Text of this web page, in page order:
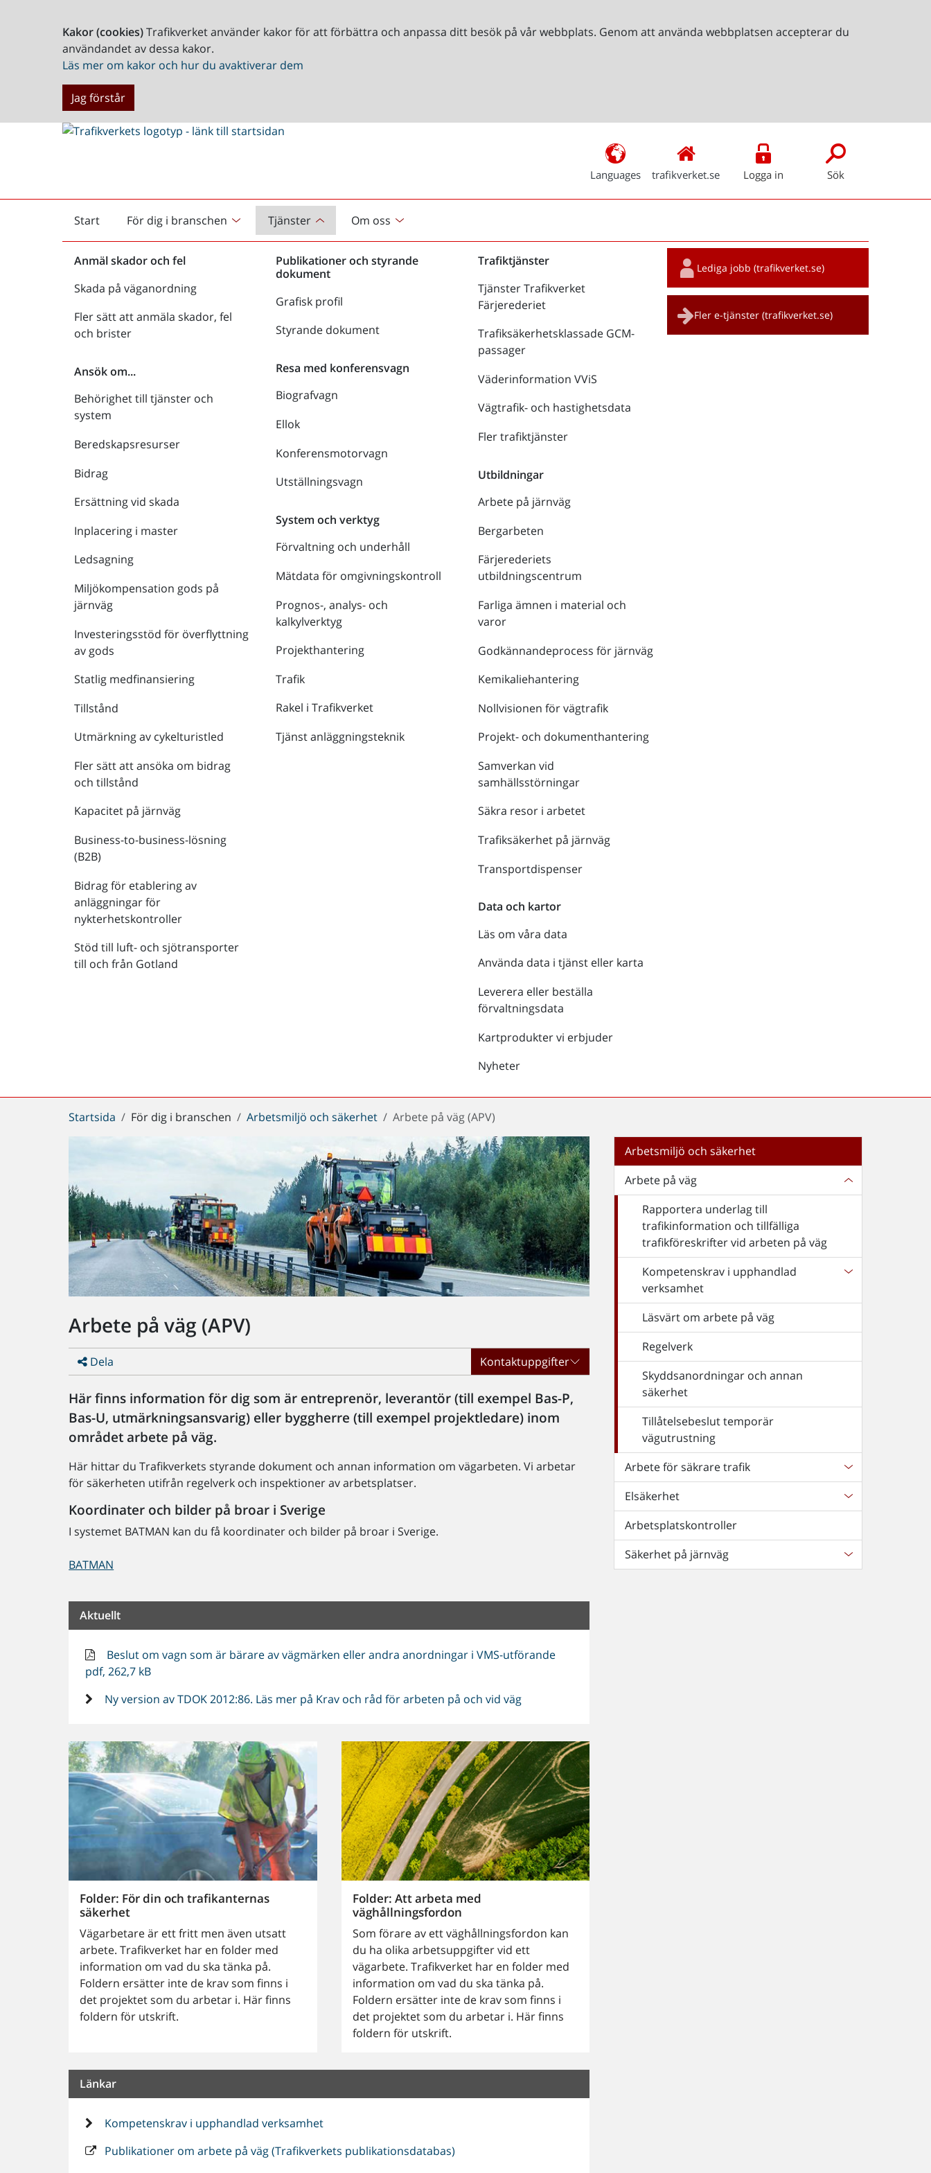
Kakor (cookies)Trafikverket använder kakor för att förbättra och anpassa ditt besök på vår webbplats. Genom att använda webbplatsen accepterar du
användandet av dessa kakor.
Läs mer om kakor och hur du avaktiverar dem
Jag förstår
Languages trafikverket.se Logga in Sök
Start
Startsida För dig i branschen Tjänster Om oss
Anmäl skador och fel
Skada på väganordning
Fler sätt att anmäla skador, fel
och brister
Ansök om...
Behörighet till tjänster och
system
Beredskapsresurser
Bidrag
Ersättning vid skada
Inplacering i master
Ledsagning
Miljökompensation gods på
järnväg
Investeringsstöd för överflyttning
av gods
Statlig medfinansiering
Tillstånd
Utmärkning av cykelturistled
Fler sätt att ansöka om bidrag
och tillstånd
Kapacitet på järnväg
Business-to-business-lösning
(B2B)
Bidrag för etablering av
anläggningar för
nykterhetskontroller
Stöd till luft- och sjötransporter
till och från Gotland
Publikationer och styrande
dokument
Grafisk profil
Styrande dokument
Resa med konferensvagn
Biografvagn
Ellok
Konferensmotorvagn
Utställningsvagn
System och verktyg
Förvaltning och underhåll
Mätdata för omgivningskontroll
Prognos-, analys- och
kalkylverktyg
Projekthantering
Trafik
Rakel i Trafikverket
Tjänst anläggningsteknik
Trafiktjänster
Tjänster Trafikverket
Färjerederiet
Trafiksäkerhetsklassade GCM-
passager
Väderinformation VViS
Vägtrafik- och hastighetsdata
Fler trafiktjänster
Utbildningar
Arbete på järnväg
Bergarbeten
Färjerederiets
utbildningscentrum
Farliga ämnen i material och
varor
Godkännandeprocess för järnväg
Kemikaliehantering
Nollvisionen för vägtrafik
Projekt- och dokumenthantering
Samverkan vid
samhällsstörningar
Säkra resor i arbetet
Trafiksäkerhet på järnväg
Transportdispenser
Data och kartor
Läs om våra data
Använda data i tjänst eller karta
Leverera eller beställa
förvaltningsdata
Kartprodukter vi erbjuder
Nyheter
Snabblänkar
Lediga jobb (trafikverket.se)
Fler e-tjänster (trafikverket.se)
Du
är
Startsida För dig i branschen Arbetsmiljö och säkerhet Arbete på väg (APV)
Arbete på väg (APV)
Dela Kontaktuppgifter
Här finns information för dig som är entreprenör, leverantör (till exempel Bas-P,
Bas-U, utmärkningsansvarig) eller byggherre (till exempel projektledare) inom
området arbete på väg.
Här hittar du Trafikverkets styrande dokument och annan information om vägarbeten. Vi arbetar
för säkerheten utifrån regelverk och inspektioner av arbetsplatser.
Koordinater och bilder på broar i Sverige
I systemet BATMAN kan du få koordinater och bilder på broar i Sverige.
BATMAN
Aktuellt
Beslut om vagn som är bärare av vägmärken eller andra anordningar i VMS-utförande
pdf, 262,7 kB
Ny version av TDOK 2012:86. Läs mer på Krav och råd för arbeten på och vid väg
Folder: För din och trafikanternas
säkerhet
Vägarbetare är ett fritt men även utsatt
arbete. Trafikverket har en folder med
information om vad du ska tänka på.
Foldern ersätter inte de krav som finns i
det projektet som du arbetar i. Här finns
foldern för utskrift.
Folder: Att arbeta med
väghållningsfordon
Som förare av ett väghållningsfordon kan
du ha olika arbetsuppgifter vid ett
vägarbete. Trafikverket har en folder med
information om vad du ska tänka på.
Foldern ersätter inte de krav som finns i
det projektet som du arbetar i. Här finns
foldern för utskrift.
Länkar
Kompetenskrav i upphandlad verksamhet
Publikationer om arbete på väg (Trafikverkets publikationsdatabas)
Arbetsmiljö och säkerhet
Arbete på väg
Rapportera underlag till
trafikinformation och tillfälliga
trafikföreskrifter vid arbeten på väg
Kompetenskrav i upphandlad
verksamhet
Läsvärt om arbete på väg
Regelverk
Skyddsanordningar och annan
säkerhet
Tillåtelsebeslut temporär
vägutrustning
Arbete för säkrare trafik
Elsäkerhet
Arbetsplatskontroller
Säkerhet på järnväg